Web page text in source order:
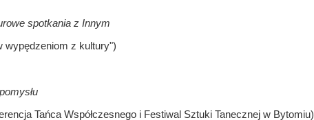
spotkania z Innym
wypędzeniom z kultury")
Tańca Współczesnego i Festiwal Sztuki Tanecznej w Bytomiu)